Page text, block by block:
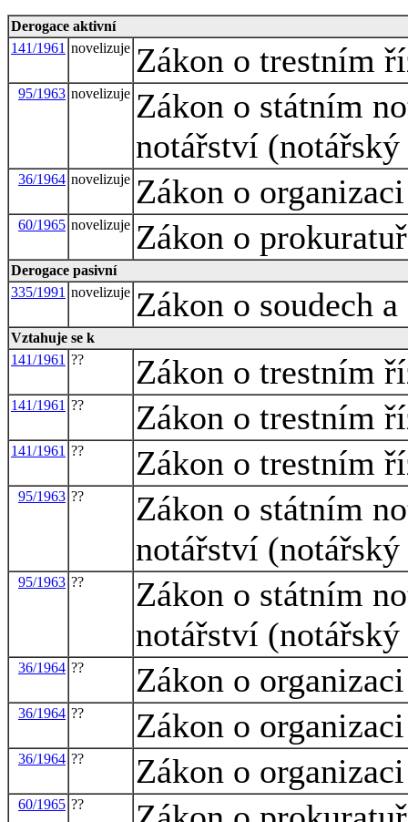
Derogace aktivní
141/1961 novelizuje Zákon o trestním
95/1963 novelizuje Zákon o státním
notářství (notářský
36/1964 novelizuje Zákon o
60/1965 novelizuje Zákon o
Derogace pasivní
335/1991 novelizuje Zákon o soudech
Vztahuje se k
141/1961 ?? Zákon o trestním
141/1961 ?? Zákon o trestním
141/1961 ?? Zákon o trestním
95/1963 ??
Zákon o státním
notářství (notářský
95/1963 ??
Zákon o státním
notářství (notářský
36/1964 ?? Zákon o
36/1964 ?? Zákon o
36/1964 ?? Zákon o
60/1965 ??